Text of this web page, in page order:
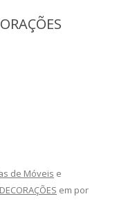
de Móveis e
em por